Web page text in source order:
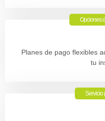
Opciones
Planes de pago flexibles
tu
Servicio